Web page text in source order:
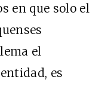
en que solo el
el
es